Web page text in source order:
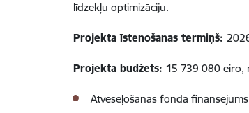
līdzekļu optimizāciju.
Projekta īstenošanas termiņš:
Projekta budžets:15 739 080 eiro,
Atveseļošanās fonda